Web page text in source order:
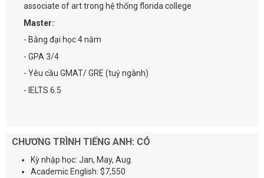
associate of art trong hệ thống florida college
Master:
- Bằng đại học 4 năm
- GPA 3/4
- Yêu cầu GMAT/ GRE (tuỳ ngành)
- IELTS 6.5
CHƯƠNG TRÌNH TIẾNG ANH: CÓ
Kỳ nhập học: Jan, May, Aug.
Academic English: $7,550